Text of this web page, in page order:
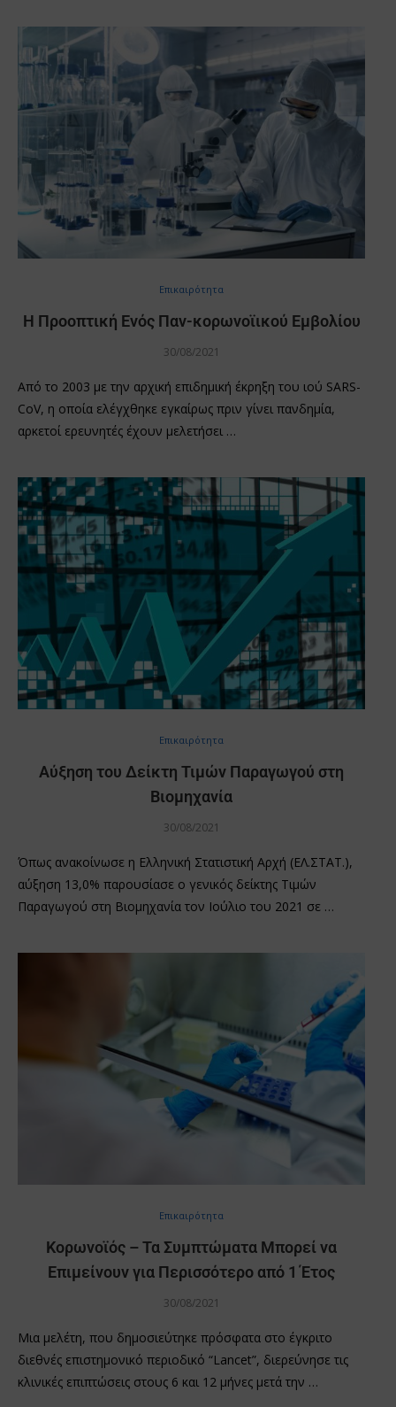
Επικαιρότητα
Η Προοπτική Ενός Παν-κορωνοϊικού Εμβολίου
30/08/2021
Από το 2003 με την αρχική επιδημική έκρηξη του ιού SARS-
CoV, η οποία ελέγχθηκε εγκαίρως πριν γίνει πανδημία,
αρκετοί ερευνητές έχουν μελετήσει …
Επικαιρότητα
Αύξηση του Δείκτη Τιμών Παραγωγού στη
Βιομηχανία
30/08/2021
Όπως ανακοίνωσε η Ελληνική Στατιστική Αρχή (ΕΛ.ΣΤΑΤ.),
αύξηση 13,0% παρουσίασε ο γενικός δείκτης Τιμών
Παραγωγού στη Βιομηχανία τον Ιούλιο του 2021 σε …
Επικαιρότητα
Κορωνοϊός – Τα Συμπτώματα Μπορεί να
Επιμείνουν για Περισσότερο από 1 Έτος
30/08/2021
Μια μελέτη, που δημοσιεύτηκε πρόσφατα στο έγκριτο
διεθνές επιστημονικό περιοδικό “Lancet”, διερεύνησε τις
κλινικές επιπτώσεις στους 6 και 12 μήνες μετά την …